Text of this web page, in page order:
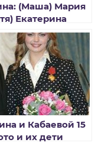
(Маша) Мария
Екатерина
и Кабаевой 15
и их дети